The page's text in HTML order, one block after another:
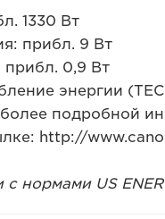
1330 Вт
прибл. 9 Вт
0,9 Вт
энергии
подробной
http://
с нормами US